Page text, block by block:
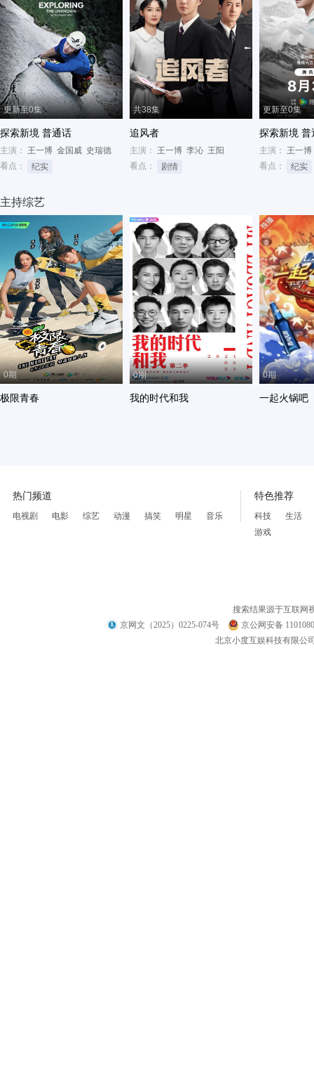
更新至0集
探索新境 普通话
主演： 王一博 金国威 史瑞德
看点：
纪实
共38集
追风者
主演： 王一博 李沁 王阳
看点：
剧情
更新至0集
探索新境 普
主演： 王一博
看点：
纪实
主持综艺
0期
极限青春
0期
我的时代和我
0期
一起火锅吧
热门频道
电视剧 电影 综艺 动漫 搞笑 明星 音乐
特色推荐
科技
生活
游戏
搜索结果源于互联网
京网文（2025）0225-074号
京公网安备
北京小度互娱科技有限公